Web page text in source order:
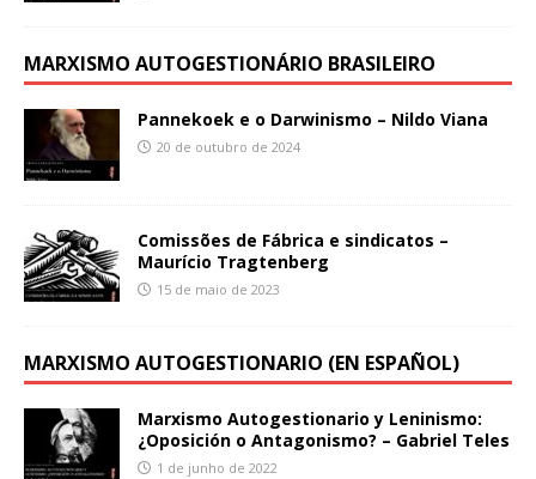
MARXISMO AUTOGESTIONÁRIO BRASILEIRO
Pannekoek e o Darwinismo – Nildo Viana
20 de outubro de 2024
Comissões de Fábrica e sindicatos –
Maurício Tragtenberg
15 de maio de 2023
MARXISMO AUTOGESTIONARIO (EN ESPAÑOL)
Marxismo Autogestionario y Leninismo:
¿Oposición o Antagonismo? – Gabriel Teles
1 de junho de 2022